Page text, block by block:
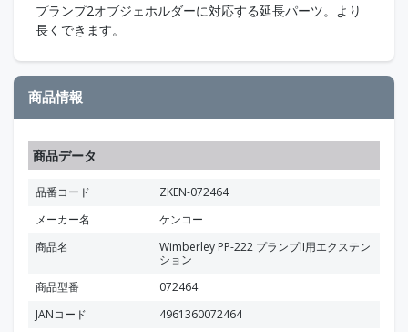
プランプ2オブジェホルダーに対応する延長パーツ。より
長くできます。
商品情報
商品データ
品番コード
ZKEN-072464
メーカー名
ケンコー
商品名
Wimberley PP-222 プランプII用エクステン
ション
商品型番
072464
JANコード
4961360072464